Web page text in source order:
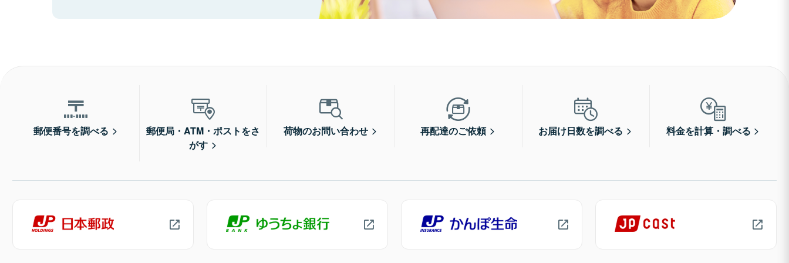
郵便番号を調べる
郵便局・ATM・ポストをさ
がす
荷物のお問い合わせ 再配達のご依頼 お届け日数を調べる 料金を計算・調べる